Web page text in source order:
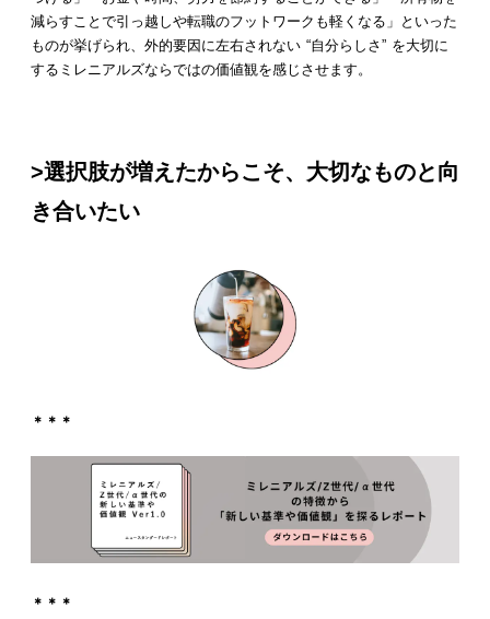
減らすことで引っ越しや転職のフットワークも軽くなる」といった
ものが挙げられ、外的要因に左右されない “自分らしさ” を大切に
するミレニアルズならではの価値観を感じさせます。
>選択肢が増えたからこそ、大切なものと向
き合いたい
＊＊＊
＊＊＊